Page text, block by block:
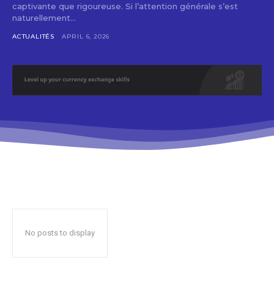
captivante que rigoureuse. Si l’attention générale s’est
naturellement...
ACTUALITÉS APRIL 6, 2026
No posts to display